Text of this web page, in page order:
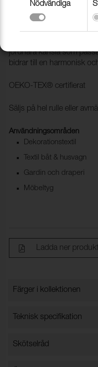
Tyg Garden Linen
1010504
jordnära känsla som
bidrar till en harmonisk
OEKO-TEX® certifierat
Säljs på hel rulle eller
Användningsområden
Dekorationstextil
Textil båt & husvagn
Gardin och draperi
Möbeltyg
Ladda ner
Färger i kollektionen
Färger i
Teknisk specifikation
Bredd:
Skötselråd
Nödvändiga